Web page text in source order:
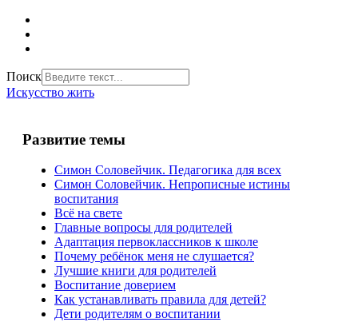
Поиск
Искусство жить
Развитие темы
Симон Соловейчик. Педагогика для всех
Симон Соловейчик. Непрописные истины
воспитания
Всё на свете
Главные вопросы для родителей
Адаптация первоклассников к школе
Почему ребёнок меня не слушается?
Лучшие книги для родителей
Воспитание доверием
Как устанавливать правила для детей?
Дети родителям о воспитании